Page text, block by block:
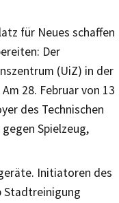
für Neues schaffen
Der
(UiZ) in der
28. Februar von 13
des Technischen
Spielzeug,
Initiatoren des
Stadtreinigung